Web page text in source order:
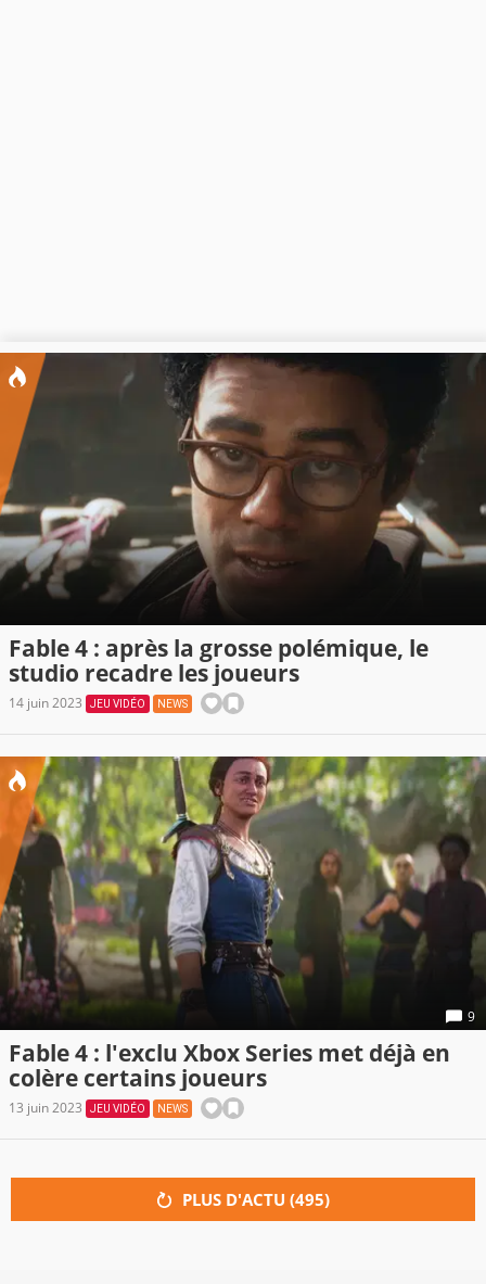
Fable 4 : après la grosse polémique, le
studio recadre les joueurs
14 juin 2023 JEU VIDÉO NEWS
9
Fable 4 : l'exclu Xbox Series met déjà en
colère certains joueurs
13 juin 2023 JEU VIDÉO NEWS
PLUS D'ACTU (495)